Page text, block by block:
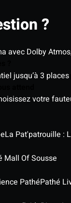
?
avec Dolby
jusqu’à 3
votre
La Pat'patrouille :
Mall Of Sousse
PathéPathé